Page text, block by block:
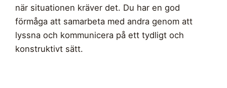
när situationen kräver det. Du har en god
förmåga att samarbeta med andra genom att
lyssna och kommunicera på ett tydligt och
konstruktivt sätt.